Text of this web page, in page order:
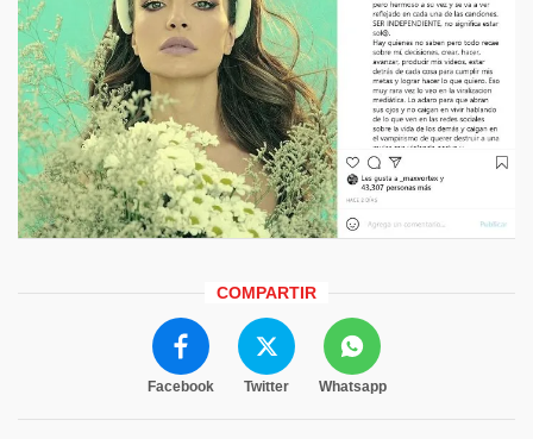
COMPARTIR
Facebook Twitter Whatsapp